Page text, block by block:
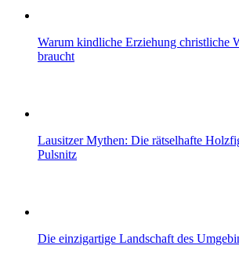
Warum kindliche Erziehung christliche
braucht
Lausitzer Mythen: Die rätselhafte
Pulsnitz
Die einzigartige Landschaft des